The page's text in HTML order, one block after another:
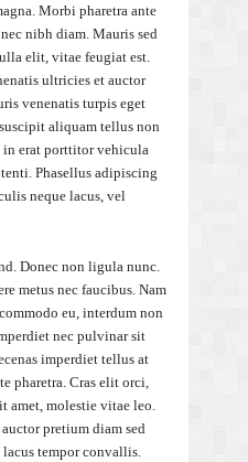
Morbi pharetra ante
nibh diam. Mauris sed
elit, vitae feugiat est.
ultricies et auctor
venenatis turpis eget
aliquam tellus non
erat porttitor vehicula
Phasellus adipiscing
neque lacus, vel
Donec non ligula nunc.
metus nec faucibus. Nam
eu, interdum non
nec pulvinar sit
imperdiet tellus at
pharetra. Cras elit orci,
amet, molestie vitae leo.
pretium diam sed
tempor convallis.